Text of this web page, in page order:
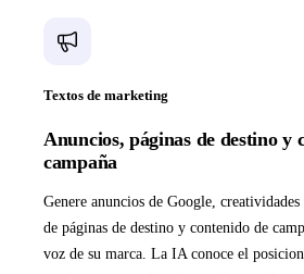
Textos de marketing
Anuncios, páginas de destino y
campaña
Genere anuncios de Google,
de páginas de destino y contenido de
voz de su marca. La IA conoce el